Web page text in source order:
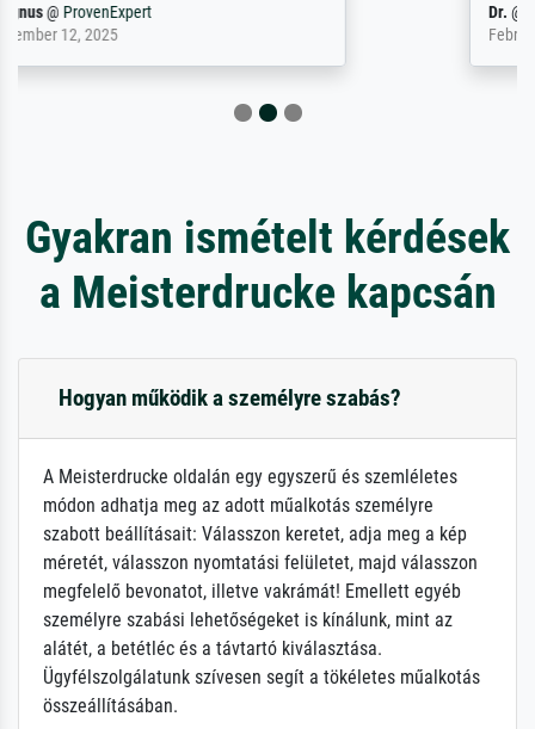
Dr.@ProvenExpert
February 3, 2026
Gyakran ismételt kérdések
a Meisterdrucke kapcsán
Hogyan működik a személyre szabás?
A Meisterdrucke oldalán egy egyszerű és szemléletes
módon adhatja meg az adott műalkotás személyre
szabott beállításait: Válasszon keretet, adja meg a kép
méretét, válasszon nyomtatási felületet, majd válasszon
megfelelő bevonatot, illetve vakrámát! Emellett egyéb
személyre szabási lehetőségeket is kínálunk, mint az
alátét, a betétléc és a távtartó kiválasztása.
Ügyfélszolgálatunk szívesen segít a tökéletes műalkotás
összeállításában.